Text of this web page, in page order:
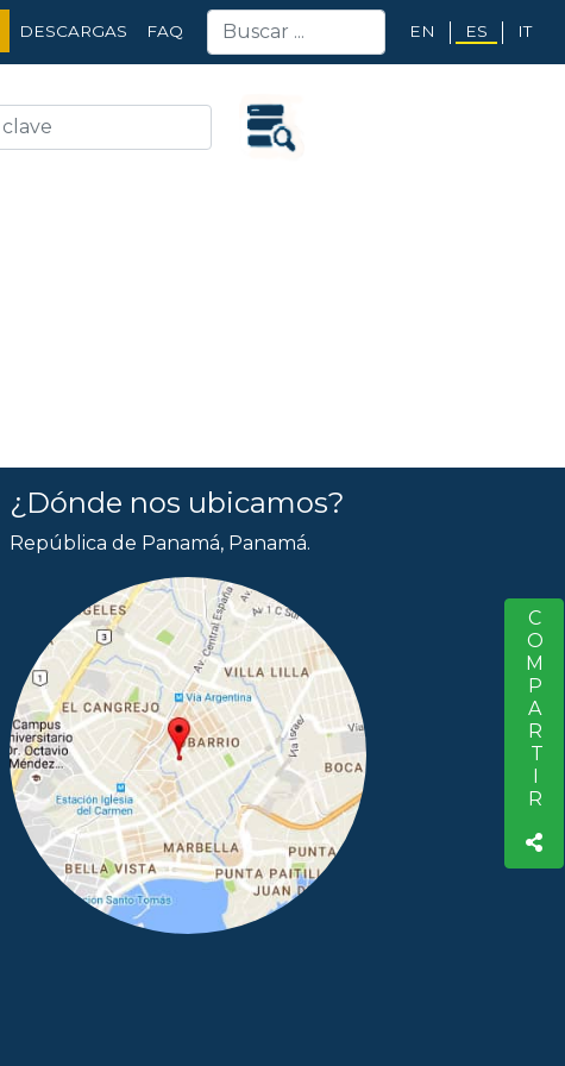
DESCARGAS FAQ EN ES IT
COMPARTIR
¿Dónde nos ubicamos?
República de Panamá, Panamá.